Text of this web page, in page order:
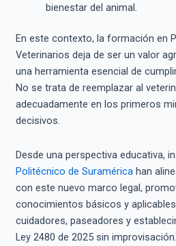
bienestar del animal.
En este contexto, la formación en
Veterinarios deja de ser un valor
una herramienta esencial de
No se trata de reemplazar al
adecuadamente en los primeros
decisivos.
Desde una perspectiva educativa,
Politécnico de Suraméricahan
con este nuevo marco legal,
conocimientos básicos y
cuidadores, paseadores y
Ley 2480 de 2025 sin